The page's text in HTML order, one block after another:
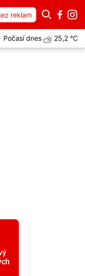
reklam
Počasí dnes 25,2 °C